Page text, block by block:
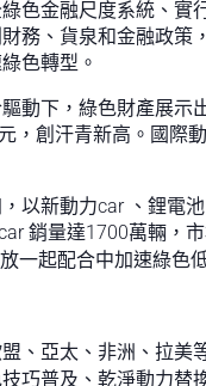
色金融尺度系統、
務、貨泉和金融政
色轉型。
動下，綠色財產展
創汗青新高。國際
新動力car 、鋰電
銷量達1700萬輛，
一起配合中加速綠色
、亞太、非洲、拉
巧普及、乾淨動力